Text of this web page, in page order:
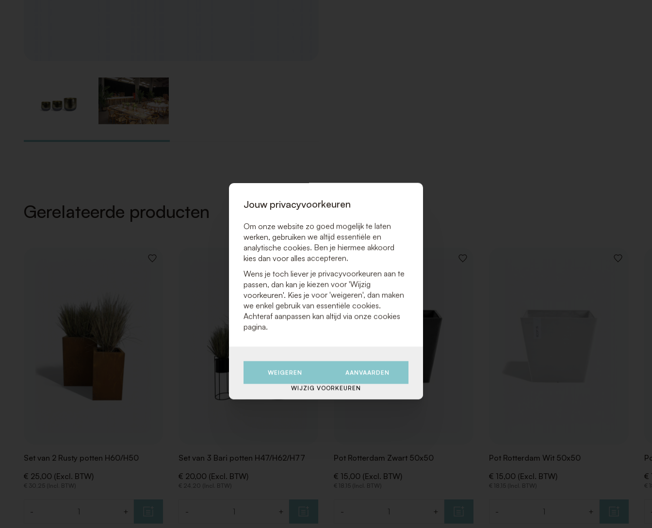
Gerelateerde producten
VOEG
Set van 2 Rusty potten H60/H50
€ 25,00 (Excl. BTW)
€ 30,25 (Incl. BTW)
- +
VOEG
TOE
AAN
VERLANGLIJST
Set van 3 Bari potten H47/H62/H77
€ 20,00 (Excl. BTW)
€ 24,20 (Incl. BTW)
- +
VOEG
Pot Rotterdam Zwart 50x50
€ 15,00 (Excl. BTW)
€ 18,15 (Incl. BTW)
- +
VOEG
Pot Rotterdam Wit 50x50
€ 15,00 (Excl. BTW)
€ 18,15 (Incl. BTW)
- +
€
€
Jouw privacyvoorkeuren
Om onze website zo goed mogelijk te laten
werken, gebruiken we altijd essentiële en
analytische cookies. Ben je hiermee akkoord
kies dan voor alles accepteren.
Wens je toch liever je privacyvoorkeuren aan te
passen, dan kan je kiezen voor 'Wijzig
voorkeuren'. Kies je voor 'weigeren', dan maken
we enkel gebruik van essentiële cookies.
Achteraf aanpassen kan altijd via onze cookies
pagina.
WEIGEREN AANVAARDEN
WIJZIG VOORKEUREN